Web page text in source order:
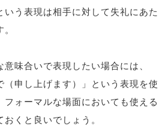
いう表現は相手に対して失礼にあた
味合いで表現したい場合には、
（申し上げます）」という表現を使
フォーマルな場面においても使える
くと良いでしょう。